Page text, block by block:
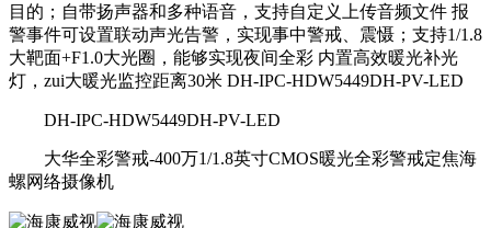
目的；自带扬声器和多种语音，支持自定义上传音频文件 报
警事件可设置联动声光告警，实现事中警戒、震慑；支持1/1.8
大靶面+F1.0大光圈，能够实现夜间全彩 内置高效暖光补光
灯，zui大暖光监控距离30米 DH-IPC-HDW5449DH-PV-LED
DH-IPC-HDW5449DH-PV-LED
大华全彩警戒-400万1/1.8英寸CMOS暖光全彩警戒定焦海
螺网络摄像机